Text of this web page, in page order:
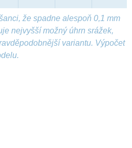
že spadne alespoň 0,1 mm
nejvyšší možný úhrn srážek,
variantu. Výpočet